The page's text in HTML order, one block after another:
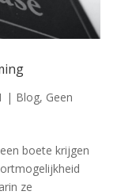
| Blog, Geen
boete krijgen
ze